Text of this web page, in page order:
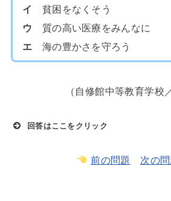
イ
貧困をなくそう
ウ 質の高い医療をみんなに
エ 海の豊かさを守ろう
（自修館中等教育学校
回答はここをクリック
前の問題 次の